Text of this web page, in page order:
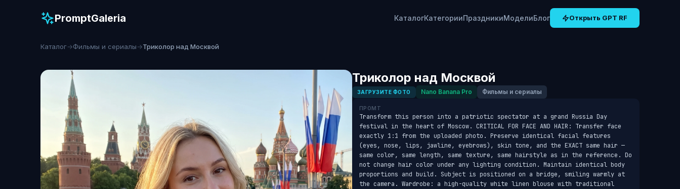
PromptGaleria КаталогКатегорииПраздникиМоделиБлог Открыть GPT RF
Каталог→Фильмы и сериалы→Триколор над Москвой
Триколор над Москвой
ЗАГРУЗИТЕ ФОТО Nano Banana Pro Фильмы и сериалы
ПРОМТ
Transform this person into a patriotic spectator at a grand Russia Day
festival in the heart of Moscow. CRITICAL FOR FACE AND HAIR: Transfer face
exactly 1:1 from the uploaded photo. Preserve identical facial features
(eyes, nose, lips, jawline, eyebrows), skin tone, and the EXACT same hair —
same color, same length, same texture, same hairstyle as in the reference. Do
not change hair color under any lighting condition. Maintain identical body
proportions and build. Subject is positioned on a bridge, smiling warmly at
the camera. Wardrobe: a high-quality white linen blouse with traditional